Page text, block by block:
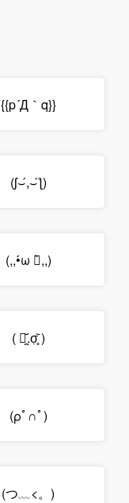
{{p´Д｀q}}
(ʃ⌣́,⌣́ƪ)
(,,•́ω ก̀,,)
( つ᷄.̯σ̣̥᷅ )
(ρﾟ∩ﾟ)
(つ﹏<。)